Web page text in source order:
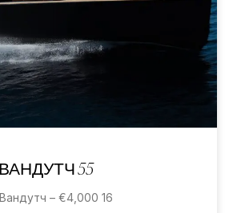
ВАНДУТЧ 55
16 м – Вандутч – €4,000